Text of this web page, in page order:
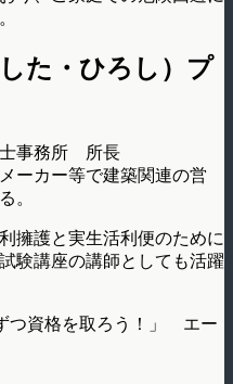
た・ひろし）プ
士事務所 所長
ーカー等で建築関連の営
。
擁護と実生活利便のために
験講座の講師としても活躍
つ資格を取ろう！」 エー